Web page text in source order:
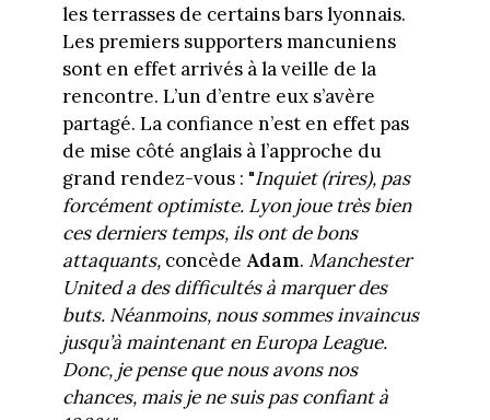
les terrasses de certains bars lyonnais.
Les premiers supporters mancuniens
sont en effet arrivés à la veille de la
rencontre. L’un d’entre eux s’avère
partagé. La confiance n’est en effet pas
de mise côté anglais à l’approche du
grand rendez-vous : "Inquiet (rires), pas
forcément optimiste. Lyon joue très bien
ces derniers temps, ils ont de bons
attaquants, concède Adam. Manchester
United a des difficultés à marquer des
buts. Néanmoins, nous sommes invaincus
jusqu’à maintenant en Europa League.
Donc, je pense que nous avons nos
chances, mais je ne suis pas confiant à